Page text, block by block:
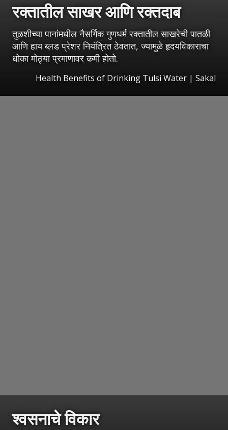
रक्तातील साखर आणि रक्तदाब
तुळशीच्या पानांमधील नैसर्गिक गुणधर्म रक्तातील साखरेची पातळी
आणि हाय ब्लड प्रेशर नियंत्रित ठेवतात, ज्यामुळे हृदयविकाराचा
धोका मोठ्या प्रमाणावर कमी होतो.
Health Benefits of Drinking Tulsi Water | Sakal
श्वसनाचे विकार